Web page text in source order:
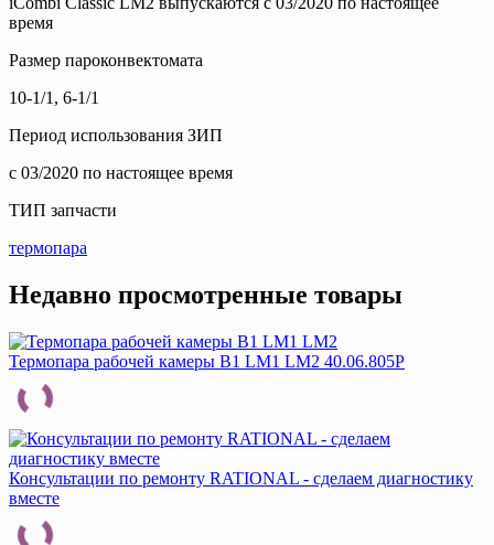
время
Размер пароконвектомата
10-1/1, 6-1/1
Период использования ЗИП
c 03/2020 по настоящее время
ТИП запчасти
термопара
Недавно просмотренные товары
Термопара рабочей камеры B1 LM1 LM2 40.06.805P
Консультации по ремонту RATIONAL - сделаем диагностику
вместе